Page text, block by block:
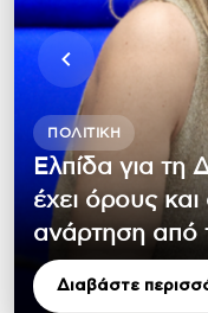
ΠΟΛΙΤΙΚΉ
Ελπίδα για τη
έχει όρους
ανάρτηση από
Διαβάστε